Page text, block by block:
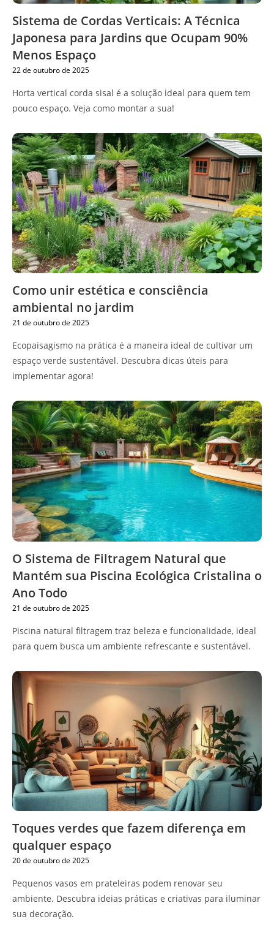
Sistema de Cordas Verticais: A Técnica
Japonesa para Jardins que Ocupam 90%
Menos Espaço
22 de outubro de 2025
Horta vertical corda sisal é a solução ideal para quem tem
pouco espaço. Veja como montar a sua!
Como unir estética e consciência
ambiental no jardim
21 de outubro de 2025
Ecopaisagismo na prática é a maneira ideal de cultivar um
espaço verde sustentável. Descubra dicas úteis para
implementar agora!
O Sistema de Filtragem Natural que
Mantém sua Piscina Ecológica Cristalina o
Ano Todo
21 de outubro de 2025
Piscina natural filtragem traz beleza e funcionalidade, ideal
para quem busca um ambiente refrescante e sustentável.
Toques verdes que fazem diferença em
qualquer espaço
20 de outubro de 2025
Pequenos vasos em prateleiras podem renovar seu
ambiente. Descubra ideias práticas e criativas para iluminar
sua decoração.